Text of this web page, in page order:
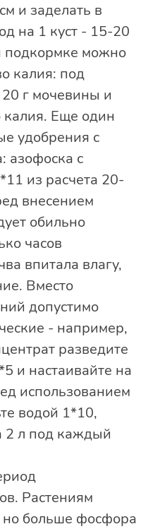
и заделать в
на 1 куст - 15-20
подкормке можно
калия: под
г мочевины и
калия. Еще один
удобрения с
азофоска с
из расчета 20-
внесением
обильно
часов
впитала влагу,
Вместо
допустимо
- например,
разведите
и настаивайте на
использованием
водой 1*10,
2 л под каждый
Растениям
больше фосфора